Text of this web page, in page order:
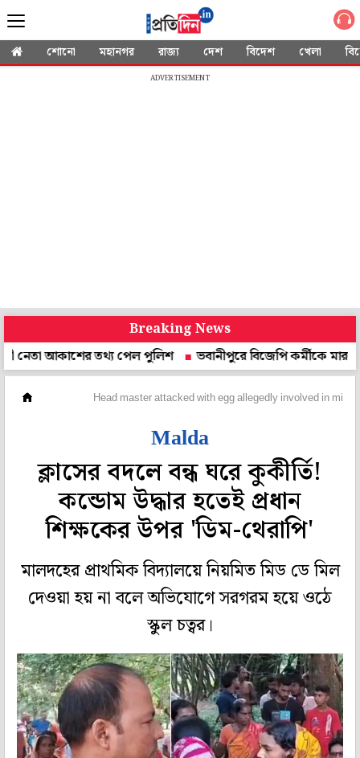
শোনো মহানগর রাজ্য দেশ বিদেশ খেলা
ADVERTISEMENT
Breaking News
আকাশের তথ্য পেল পুলিশ
ভবানীপুরে বিজেপি কর্মীকে মারধর, মাকে
Head master attacked with egg allegedly involved in
Malda
ক্লাসের বদলে বন্ধ ঘরে কুকীর্তি!
কন্ডোম উদ্ধার হতেই প্রধান
শিক্ষকের উপর 'ডিম-থেরাপি'
মালদহের প্রাথমিক বিদ্যালয়ে নিয়মিত মিড ডে মিল
দেওয়া হয় না বলে অভিযোগে সরগরম হয়ে ওঠে
স্কুল চত্বর।